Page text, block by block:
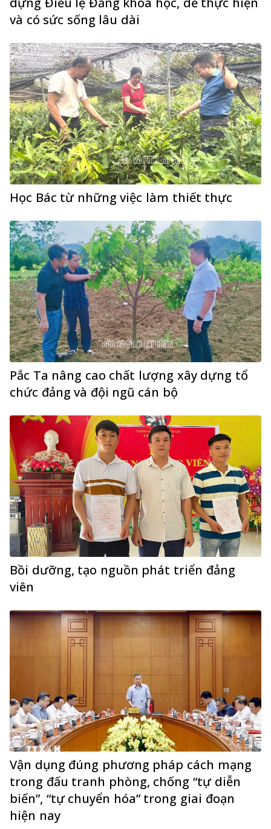
và có sức sống lâu dài
Học Bác từ những việc làm thiết thực
Pắc Ta nâng cao chất lượng xây dựng tổ
chức đảng và đội ngũ cán bộ
Bồi dưỡng, tạo nguồn phát triển đảng
viên
Vận dụng đúng phương pháp cách mạng
trong đấu tranh phòng, chống “tự diễn
biến”, “tự chuyển hóa” trong giai đoạn
hiện nay